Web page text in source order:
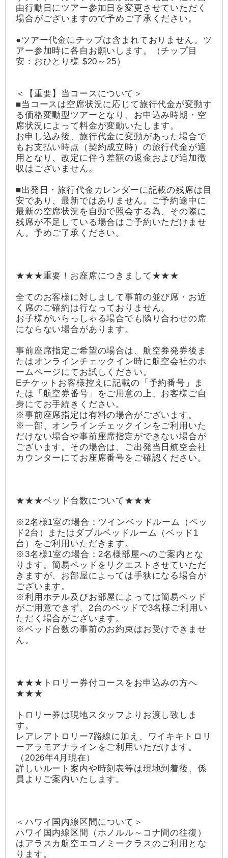
由行動日にツアー参加日を変更させていただく
場合がございますので予めご了承ください。
●ツアー代金にチップは含まれておりません。ツ
アー参加時に各自お願いします。（チップ目
安：おひとり様 $20～25）
＜【重要】当コースについて＞
■当コースは空席状況に応じて旅行代金が変動す
る価格変動型ツアーとなり、お申込み時期・空
席状況によって料金が変動いたします。
お申し込み後、旅行代金に変動があった場合で
もお支払い時点（契約成立時）の旅行代金が適
用となり、改定に伴う差額の返金および追加徴
収はございません。
■出発日・旅行代金カレンダーに記載の残席は目
安であり、最新ではありません。ご予約途中に
最新の空席状況を自動で照会する為、その際に
残席が不足している場合はご予約いただけませ
ん。予めご了承ください。
★★★重要！お座席につきまして★★★
全てのお客様に対しまして事前の並び席・お近
く席のご確約は行なっておりません。
お子様がいらっしゃる場合でも隣り合わせの席
にならない場合があります。
事前座席指定ご希望の場合は、航空券発券後ま
たはオンラインチェックイン時に航空会社のホ
ームページにてお試しください。
Eチケットお客様控えに記載の「予約番号」ま
たは「航空券番号」をご用意の上、お客様ご自
身にてお手続きください。
※事前座席指定は有料の場合がございます。
※一部、オンラインチェックインをご利用いた
だけない場合や事前座席指定ができない場合が
ございます。その場合は、ご出発当日航空会社
カウンターにてお座席番号をご確認ください。
★★★ベッド台数について★★★
※2名様1室の場合：ツインベッドルーム（ベッ
ド2台）またはダブルベッドルーム（ベッド1
台）をご利用いただきます。
※3名様1室の場合：2名様部屋へのご案内とな
ります。簡易ベッドをリクエストさせていただ
きますが、お部屋によっては手狭になる場合が
ございます。
※利用ホテル及びお部屋によっては簡易ベッド
がご用意できず、2台のベッドで3名様ご利用い
ただく場合がございます。
※ベッド台数の事前のお約束はお受けできませ
ん。
★★★トロリー券付コースをお申込みの方へ
★★★
トロリー券は現地スタッフよりお渡し致しま
す。
レアレアトロリー7路線に加え、ワイキキトロリ
ーアラモアナラインをご利用いただけます。
（2026年4月現在）
詳しいルート案内や時刻表等は現地到着後、係
員よりご案内いたします。
＜ハワイ国内線区間について＞
ハワイ国内線区間（ホノルル～コナ間の往復）
はアラスカ航空エコノミークラスのご利用とな
ります。